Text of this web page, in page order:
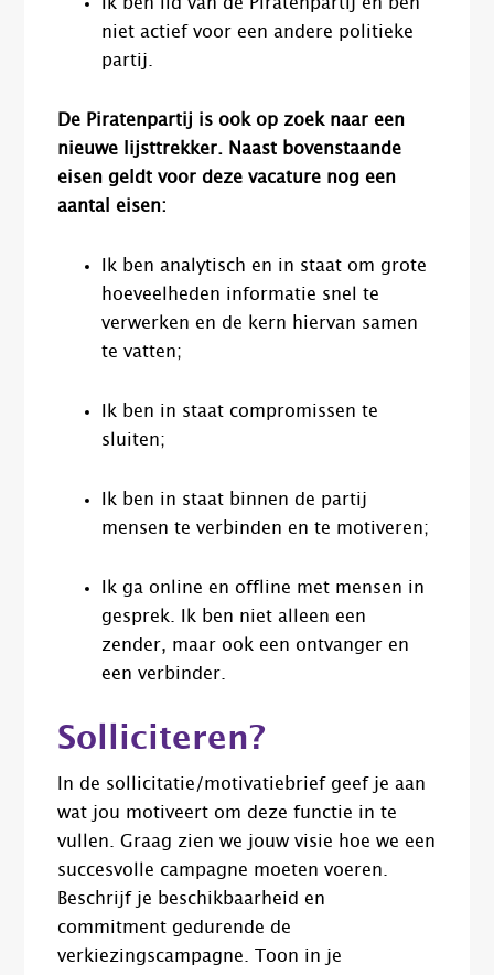
Ik ben lid van de Piratenpartij en ben
niet actief voor een andere politieke
partij.
De Piratenpartij is ook op zoek naar een
nieuwe lijsttrekker. Naast bovenstaande
eisen geldt voor deze vacature nog een
aantal eisen:
Ik ben analytisch en in staat om grote
hoeveelheden informatie snel te
verwerken en de kern hiervan samen
te vatten;
Ik ben in staat compromissen te
sluiten;
Ik ben in staat binnen de partij
mensen te verbinden en te motiveren;
Ik ga online en offline met mensen in
gesprek. Ik ben niet alleen een
zender, maar ook een ontvanger en
een verbinder.
Solliciteren?
In de sollicitatie/motivatiebrief geef je aan
wat jou motiveert om deze functie in te
vullen. Graag zien we jouw visie hoe we een
succesvolle campagne moeten voeren.
Beschrijf je beschikbaarheid en
commitment gedurende de
verkiezingscampagne. Toon in je